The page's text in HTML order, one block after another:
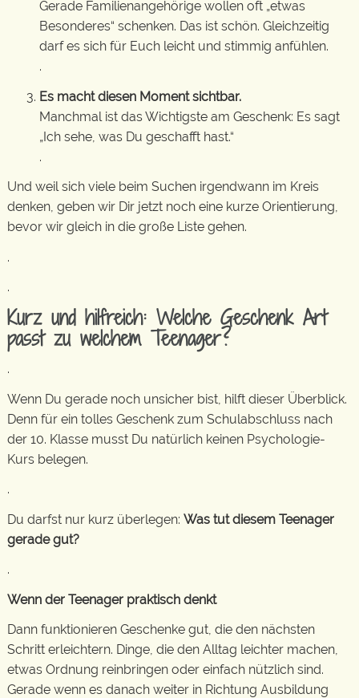
Gerade Familienangehörige wollen oft „etwas
Besonderes“ schenken. Das ist schön. Gleichzeitig
darf es sich für Euch leicht und stimmig anfühlen.
.
Es macht diesen Moment sichtbar.
Manchmal ist das Wichtigste am Geschenk: Es sagt
„Ich sehe, was Du geschafft hast.“
.
Und weil sich viele beim Suchen irgendwann im Kreis
denken, geben wir Dir jetzt noch eine kurze Orientierung,
bevor wir gleich in die große Liste gehen.
.
.
Kurz und hilfreich: Welche Geschenk Art
passt zu welchem Teenager?
.
Wenn Du gerade noch unsicher bist, hilft dieser Überblick.
Denn für ein tolles Geschenk zum Schulabschluss nach
der 10. Klasse musst Du natürlich keinen Psychologie-
Kurs belegen.
.
Du darfst nur kurz überlegen: Was tut diesem Teenager
gerade gut?
.
Wenn der Teenager praktisch denkt
Dann funktionieren Geschenke gut, die den nächsten
Schritt erleichtern. Dinge, die den Alltag leichter machen,
etwas Ordnung reinbringen oder einfach nützlich sind.
Gerade wenn es danach weiter in Richtung Ausbildung